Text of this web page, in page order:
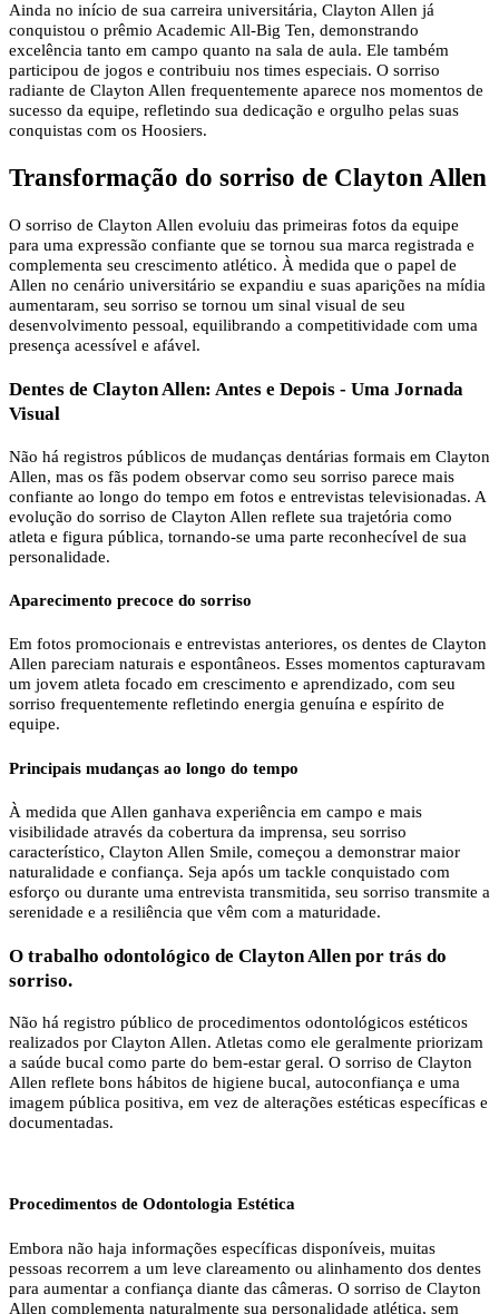
Ainda no início de sua carreira universitária, Clayton Allen já
conquistou o prêmio Academic All-Big Ten, demonstrando
excelência tanto em campo quanto na sala de aula. Ele também
participou de jogos e contribuiu nos times especiais. O sorriso
radiante de Clayton Allen frequentemente aparece nos momentos de
sucesso da equipe, refletindo sua dedicação e orgulho pelas suas
conquistas com os Hoosiers.
Transformação do sorriso de Clayton Allen
O sorriso de Clayton Allen evoluiu das primeiras fotos da equipe
para uma expressão confiante que se tornou sua marca registrada e
complementa seu crescimento atlético. À medida que o papel de
Allen no cenário universitário se expandiu e suas aparições na mídia
aumentaram, seu sorriso se tornou um sinal visual de seu
desenvolvimento pessoal, equilibrando a competitividade com uma
presença acessível e afável.
Dentes de Clayton Allen: Antes e Depois - Uma Jornada
Visual
Não há registros públicos de mudanças dentárias formais em Clayton
Allen, mas os fãs podem observar como seu sorriso parece mais
confiante ao longo do tempo em fotos e entrevistas televisionadas. A
evolução do sorriso de Clayton Allen reflete sua trajetória como
atleta e figura pública, tornando-se uma parte reconhecível de sua
personalidade.
Aparecimento precoce do sorriso
Em fotos promocionais e entrevistas anteriores, os dentes de Clayton
Allen pareciam naturais e espontâneos. Esses momentos capturavam
um jovem atleta focado em crescimento e aprendizado, com seu
sorriso frequentemente refletindo energia genuína e espírito de
equipe.
Principais mudanças ao longo do tempo
À medida que Allen ganhava experiência em campo e mais
visibilidade através da cobertura da imprensa, seu sorriso
característico, Clayton Allen Smile, começou a demonstrar maior
naturalidade e confiança. Seja após um tackle conquistado com
esforço ou durante uma entrevista transmitida, seu sorriso transmite a
serenidade e a resiliência que vêm com a maturidade.
O trabalho odontológico de Clayton Allen por trás do
sorriso.
Não há registro público de procedimentos odontológicos estéticos
realizados por Clayton Allen. Atletas como ele geralmente priorizam
a saúde bucal como parte do bem-estar geral. O sorriso de Clayton
Allen reflete bons hábitos de higiene bucal, autoconfiança e uma
imagem pública positiva, em vez de alterações estéticas específicas e
documentadas.
Procedimentos de Odontologia Estética
Embora não haja informações específicas disponíveis, muitas
pessoas recorrem a um leve clareamento ou alinhamento dos dentes
para aumentar a confiança diante das câmeras. O sorriso de Clayton
Allen complementa naturalmente sua personalidade atlética, sem